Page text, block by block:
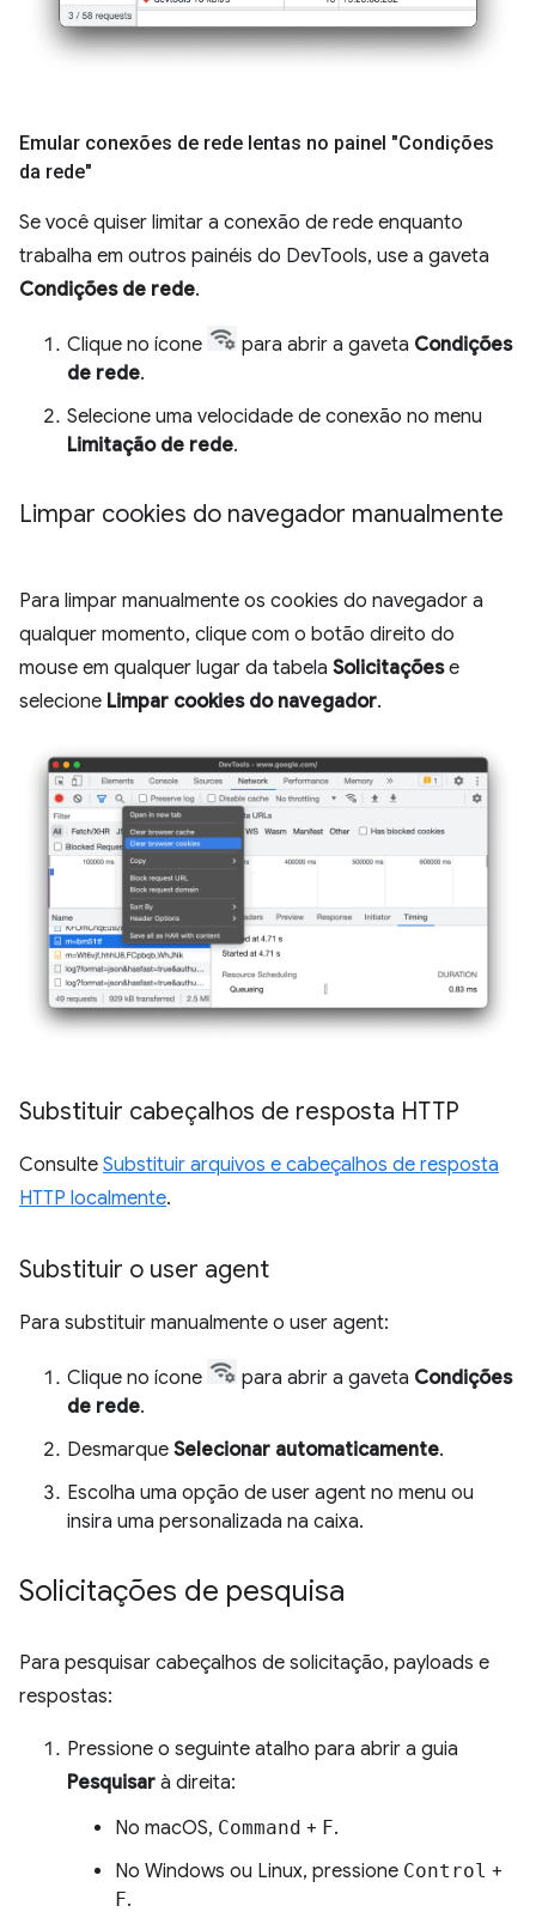
Emular conexões de rede lentas no painel "Condições
da rede"
Se você quiser limitar a conexão de rede enquanto
trabalha em outros painéis do DevTools, use a gaveta
Condições de rede.
Clique no ícone para abrir a gaveta Condições
de rede.
Selecione uma velocidade de conexão no menu
Limitação de rede.
Limpar cookies do navegador manualmente
Para limpar manualmente os cookies do navegador a
qualquer momento, clique com o botão direito do
mouse em qualquer lugar da tabela Solicitaçõese
selecione Limpar cookies do navegador.
Substituir cabeçalhos de resposta HTTP
Consulte Substituir arquivos e cabeçalhos de resposta
HTTP localmente.
Substituir o user agent
Para substituir manualmente o user agent:
Clique no ícone para abrir a gaveta Condições
de rede.
Desmarque Selecionar automaticamente.
Escolha uma opção de user agent no menu ou
insira uma personalizada na caixa.
Solicitações de pesquisa
Para pesquisar cabeçalhos de solicitação, payloads e
respostas:
Pressione o seguinte atalho para abrir a guia
Pesquisar à direita:
No macOS, Command + F.
No Windows ou Linux, pressione Control +
F.